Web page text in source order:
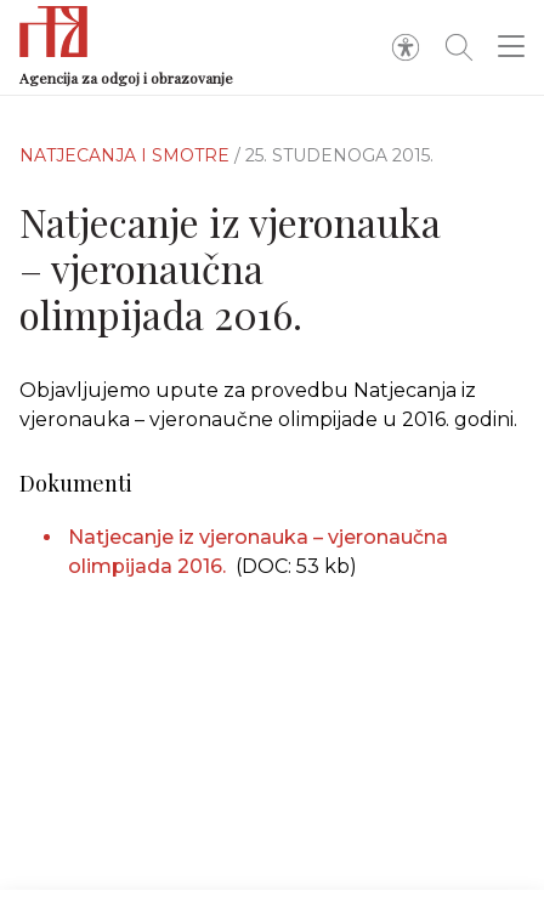
Agencija za odgoj i obrazovanje
NATJECANJA I SMOTRE / 25. STUDENOGA 2015.
Natjecanje iz vjeronauka
– vjeronaučna
olimpijada 2016.
Objavljujemo upute za provedbu Natjecanja iz
vjeronauka – vjeronaučne olimpijade u 2016. godini.
Dokumenti
Natjecanje iz vjeronauka – vjeronaučna
olimpijada 2016. (DOC: 53 kb)